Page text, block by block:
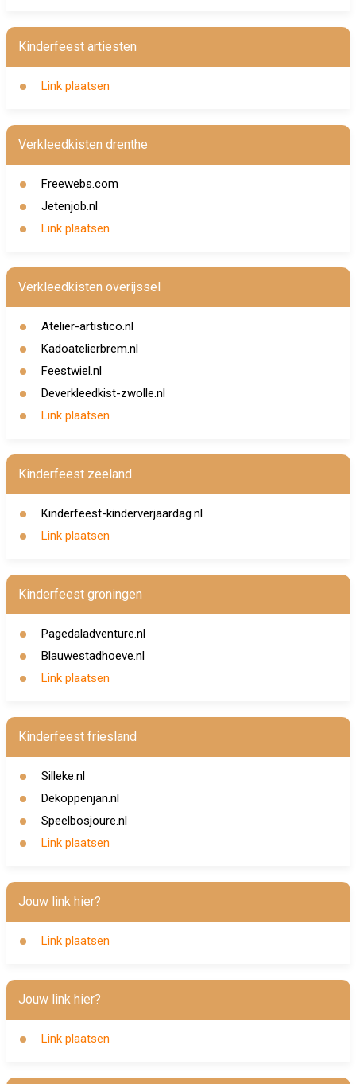
Kinderfeest artiesten
Link plaatsen
Verkleedkisten drenthe
Freewebs.com
Jetenjob.nl
Link plaatsen
Verkleedkisten overijssel
Atelier-artistico.nl
Kadoatelierbrem.nl
Feestwiel.nl
Deverkleedkist-zwolle.nl
Link plaatsen
Kinderfeest zeeland
Kinderfeest-kinderverjaardag.nl
Link plaatsen
Kinderfeest groningen
Pagedaladventure.nl
Blauwestadhoeve.nl
Link plaatsen
Kinderfeest friesland
Silleke.nl
Dekoppenjan.nl
Speelbosjoure.nl
Link plaatsen
Jouw link hier?
Link plaatsen
Jouw link hier?
Link plaatsen